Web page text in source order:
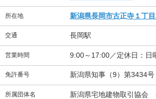
所在地 新潟県長岡市古正寺１丁
交通 長岡駅
営業時間 9:00～17:00／定休日：日
免許番号 新潟県知事（9）第3434号
所属団体名 新潟県宅地建物取引協会